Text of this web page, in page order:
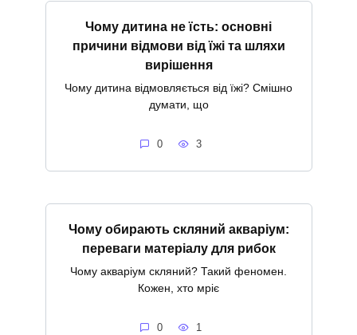
Чому дитина не їсть: основні
причини відмови від їжі та шляхи
вирішення
Чому дитина відмовляється від їжі? Смішно
думати, що
0 3
Чому обирають скляний акваріум:
переваги матеріалу для рибок
Чому акваріум скляний? Такий феномен.
Кожен, хто мріє
0 1